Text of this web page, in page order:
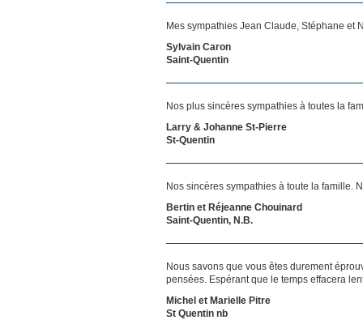
Mes sympathies Jean Claude, Stéphane et
Sylvain Caron
Saint-Quentin
Nos plus sincères sympathies à toutes la
Larry & Johanne St-Pierre
St-Quentin
Nos sincères sympathies à toute la famille.
Bertin et Réjeanne Chouinard
Saint-Quentin, N.B.
Nous savons que vous êtes durement
pensées. Espérant que le temps effacera
Michel et Marielle Pitre
St Quentin nb